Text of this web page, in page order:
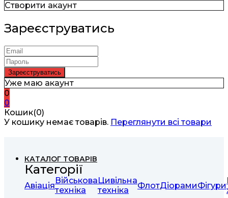
Створити акаунт
Зареєструватись
Уже маю акаунт
0
0
Кошик(0)
У кошику немає товарів. Переглянути всі товари
КАТАЛОГ ТОВАРІВ
Категорії
АвіаціяВійськова
техніка
Цивільна
техніка
ФлотДіорамиФігури